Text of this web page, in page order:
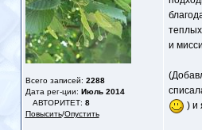
Всего записей: 2288
Дата рег-ции: Июль 2014
АВТОРИТЕТ: 8
Повысить/Опустить
и
) и